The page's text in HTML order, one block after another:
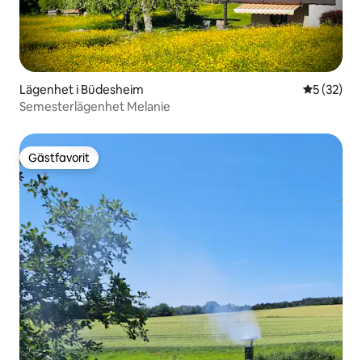
Lägenhet i Büdesheim 5 av 5 i
5 (32)
Semesterlägenhet Melanie
Gästfavorit
Gästfavorit